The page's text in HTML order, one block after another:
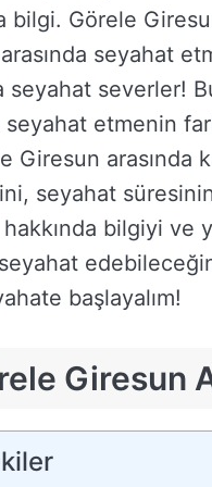
bilgi. Görele
seyahat
seyahat severler!
seyahat etmenin
Giresun arasında
seyahat
bilgiyi ve
başlayalım!
Giresun